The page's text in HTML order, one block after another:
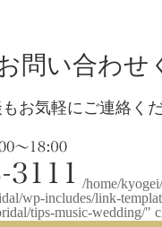
問い合わせ
お気軽にご連絡く
/home/
wp-includes/link-
tips-music-wedding/"